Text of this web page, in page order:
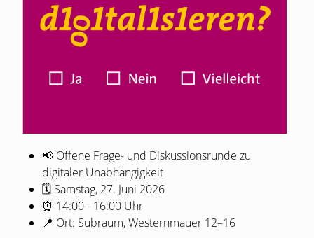
📢 Offene Frage- und Diskussionsrunde zu
digitaler Unabhängigkeit
🗓 Samstag, 27. Juni 2026
⏰ 14:00 - 16:00 Uhr
📍 Ort: Subraum, Westernmauer 12–16